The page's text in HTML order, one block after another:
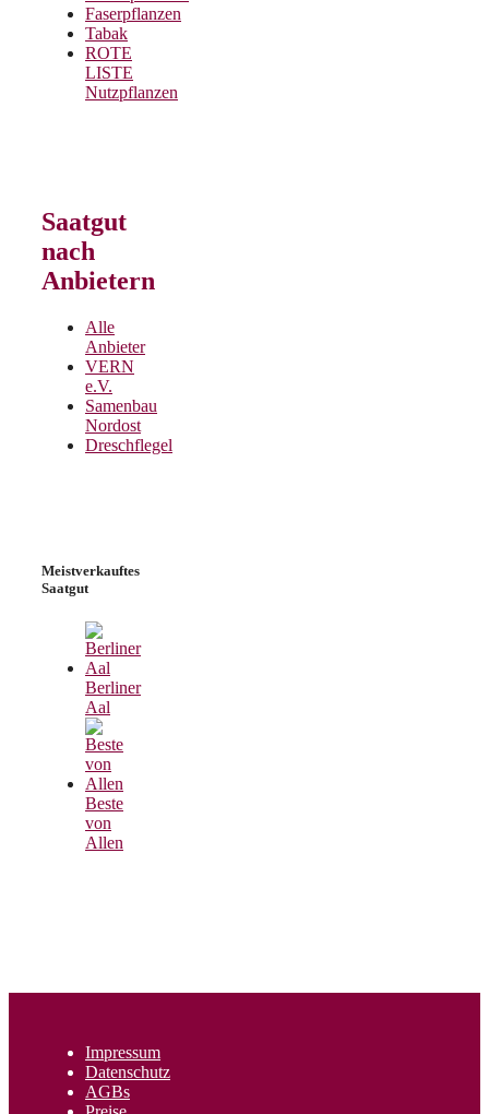
Faserpflanzen
Tabak
ROTE
LISTE
Nutzpflanzen
Saatgut
nach
Anbietern
Alle
Anbieter
VERN
e.V.
Samenbau
Nordost
Dreschflegel
Meistverkauftes
Saatgut
Berliner
Aal
Beste
von
Allen
Impressum
Datenschutz
AGBs